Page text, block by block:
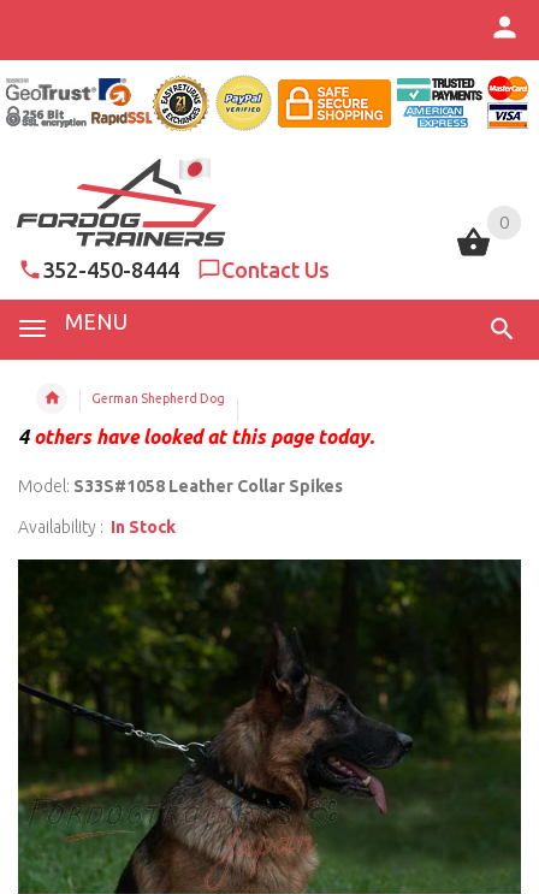
0
352-450-8444 Contact Us
MENU
0
German Shepherd Dog
4others have looked at this page today.
Model: S33S#1058 Leather Collar Spikes
Availability : In Stock